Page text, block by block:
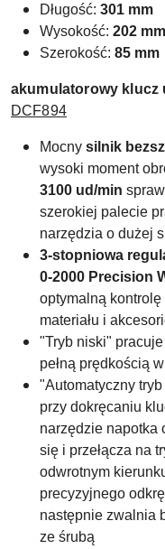
Długość: 301 mm
Wysokość: 202 mm
Szerokość: 85 mm
akumulatorowy klucz
DCF894
Mocny silnik
wysoki moment
3100 ud/min
szerokiej palecie
narzędzia o dużej
3-stopniowa
0-2000 Precision
optymalną
materiału i
"Tryb niski"
pełną prędkością
"Automatyczny
przy dokręcaniu
narzędzie napotka
się i przełącza na
odwrotnym
precyzyjnego
następnie zwalnia
ze śrubą